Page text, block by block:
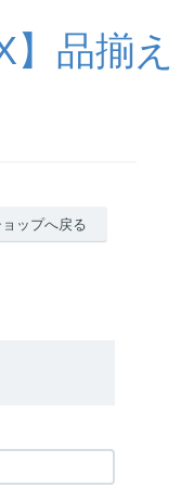
品揃え
ップへ戻る